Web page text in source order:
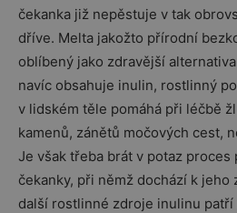
čekanka již nepěstuje v tak
dříve. Melta jakožto přírodní
oblíbený jako zdravější
navíc obsahuje inulin, rostlinný
v lidském těle pomáhá při léčbě
kamenů, zánětů močových cest,
Je však třeba brát v potaz proces
čekanky, při němž dochází k jeho
další rostlinné zdroje inulinu patří